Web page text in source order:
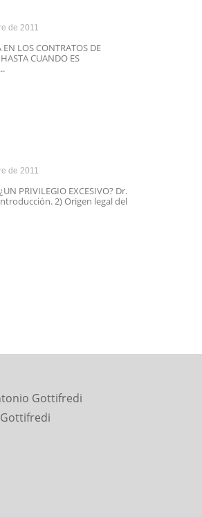
de 2011
LOS CONTRATOS DE
CUANDO ES
de 2011
PRIVILEGIO EXCESIVO? Dr.
2) Origen legal del
Gottifredi